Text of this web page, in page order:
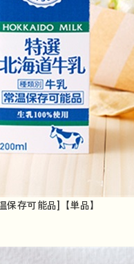
存可能品]【単品】